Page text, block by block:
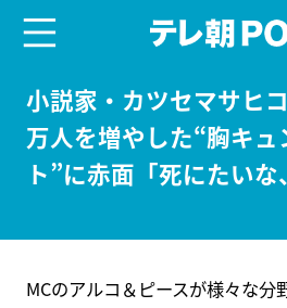
小説家・カツセマサヒ
万人を増やした“胸キュ
ト”に赤面「死にたいな
MCのアルコ＆ピースが様々な分